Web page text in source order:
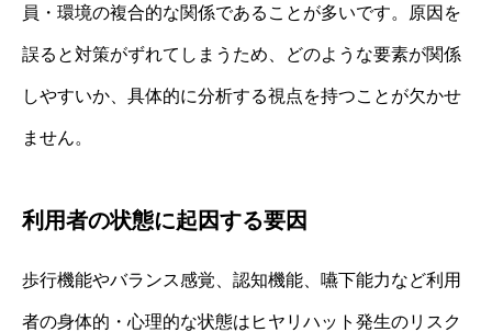
員・環境の複合的な関係であることが多いです。原因を
誤ると対策がずれてしまうため、どのような要素が関係
しやすいか、具体的に分析する視点を持つことが欠かせ
ません。
利用者の状態に起因する要因
歩行機能やバランス感覚、認知機能、嚥下能力など利用
者の身体的・心理的な状態はヒヤリハット発生のリスク